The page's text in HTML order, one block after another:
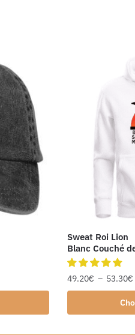
Sweat Roi Lion
Blanc Couché
49.20€ – 53.30€